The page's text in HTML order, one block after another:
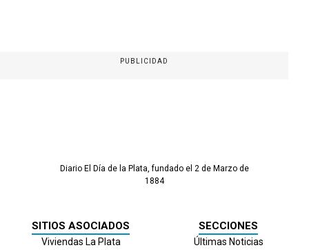
PUBLICIDAD
Diario El Día de la Plata, fundado el 2 de Marzo de
1884
SITIOS ASOCIADOS
Viviendas La Plata
SECCIONES
Últimas Noticias